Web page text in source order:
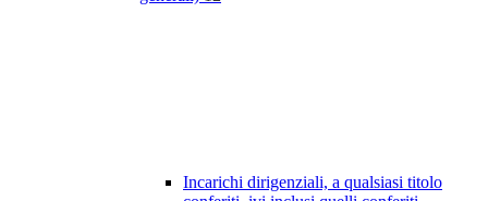
Incarichi dirigenziali, a qualsiasi titolo